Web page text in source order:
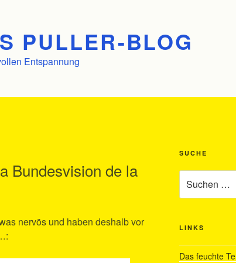
PULLER-BLOG
Entspannung
Bundesvision de la
nervös und haben deshalb vor
SUCHE
nach:
LINKS
Das feuchte